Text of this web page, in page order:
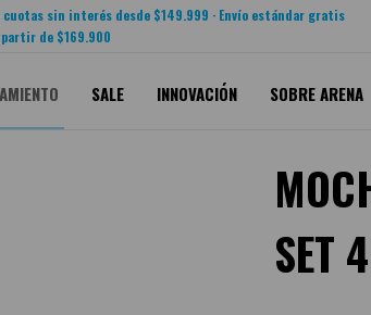
sin interés desde $149.999 · Envío estándar gratis
partir de $169.900
SALE INNOVACIÓN SOBRE ARENA
SET